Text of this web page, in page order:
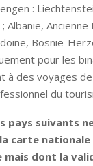
:
Albanie, Ancienne
Bosnie-
pour les
à des voyages
du
pays suivants
carte nationale
mais dont la